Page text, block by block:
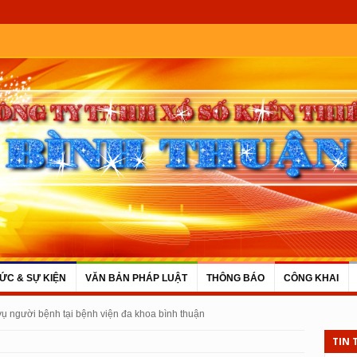
& SỰ KIỆN VĂN BẢN PHÁP LUẬT THÔNG BÁO CÔNG KHAI
người bệnh tại bệnh viện đa khoa bình thuận
TIN